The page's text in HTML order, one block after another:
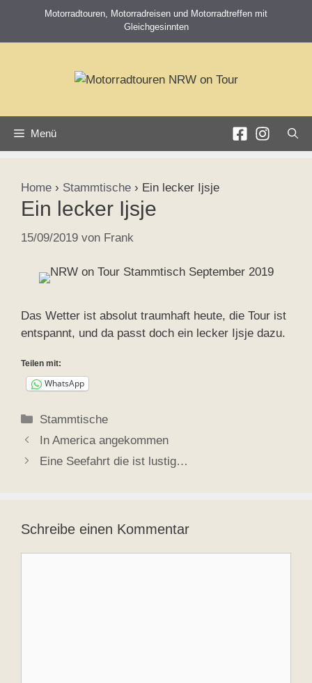
springen
Motorradtouren, Motorradreisen und Motorradtreffen mit
Gleichgesinnten
Menü
Home › Stammtische › Ein lecker Ijsje
Ein lecker Ijsje
15/09/2019 von Frank
Das Wetter ist absolut traumhaft heute, die Tour ist
entspannt, und da passt doch ein lecker Ijsje dazu.
Teilen mit:
WhatsApp
Kategorien
Stammtische
In America angekommen
Eine Seefahrt die ist lustig…
Schreibe einen Kommentar